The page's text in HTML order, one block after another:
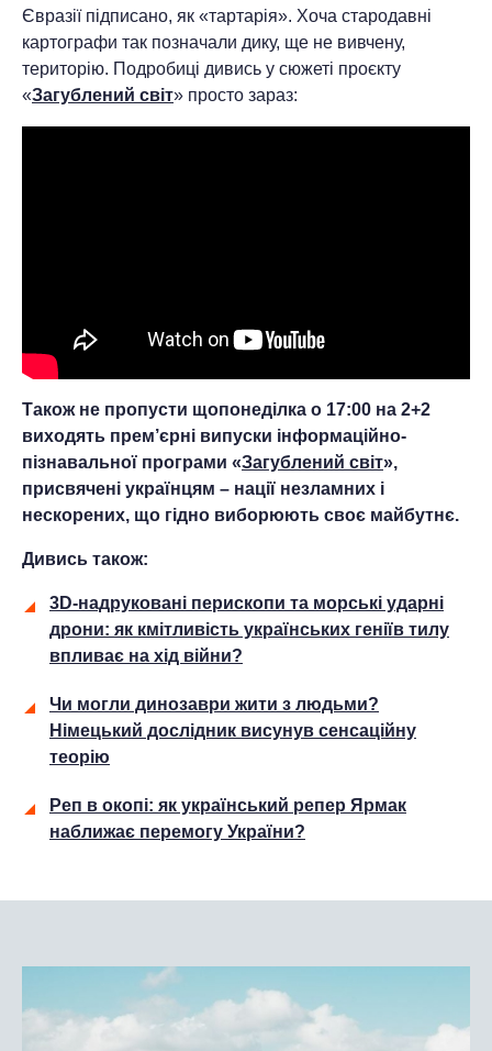
Євразії підписано, як «тартарія». Хоча стародавні
картографи так позначали дику, ще не вивчену,
територію. Подробиці дивись у сюжеті проєкту
«Загублений світ» просто зараз:
Також не пропусти щопонеділка о 17:00 на 2+2
виходять прем’єрні випуски інформаційно-
пізнавальної програми «Загублений світ»,
присвячені українцям – нації незламних і
нескорених, що гідно виборюють своє майбутнє.
Дивись також:
3D-надруковані перископи та морські ударні
дрони: як кмітливість українських геніїв тилу
впливає на хід війни?
Чи могли динозаври жити з людьми?
Німецький дослідник висунув сенсаційну
теорію
Реп в окопі: як український репер Ярмак
наближає перемогу України?